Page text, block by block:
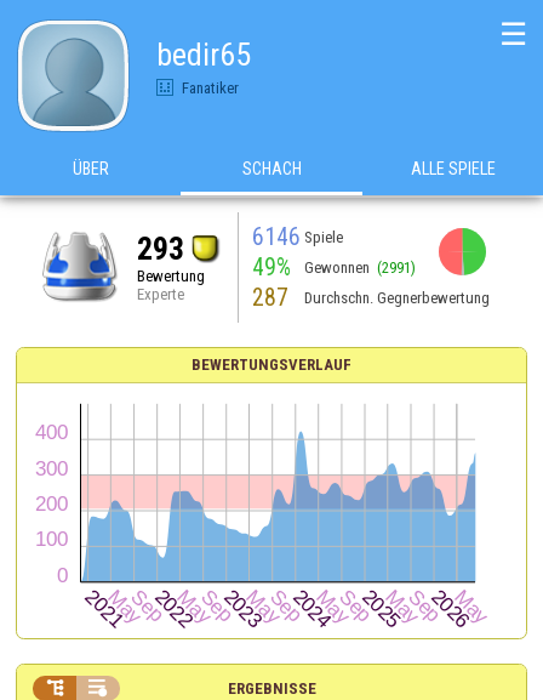
bedir65
Fanatiker
☰
ÜBER SCHACH ALLE SPIELE
293
Bewertung
Experte
6146 Spiele
49% Gewonnen (2991)
287 Durchschn. Gegnerbewertung
BEWERTUNGSVERLAUF
ERGEBNISSE
 